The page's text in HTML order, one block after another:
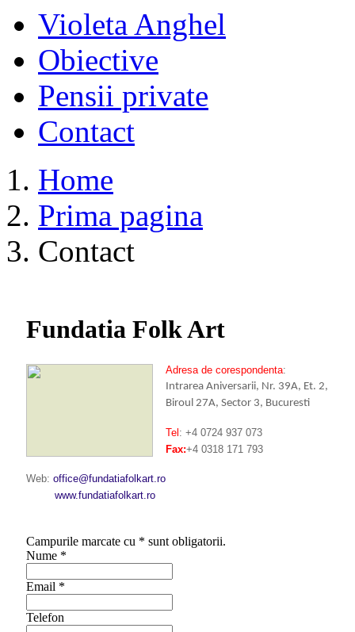
Violeta Anghel
Obiective
Pensii private
Contact
Home
Prima pagina
Contact
Fundatia Folk Art
Adresa de corespondenta:
Intrarea Aniversarii, Nr. 39A, Et. 2,
Biroul 27A, Sector 3, Bucuresti
Tel : +4 0724 937 073
Fax:+4 0318 171 793
Web: office@fundatiafolkart.ro
www.fundatiafolkart.ro
Campurile marcate cu * sunt obligatorii.
Nume *
Email *
Telefon